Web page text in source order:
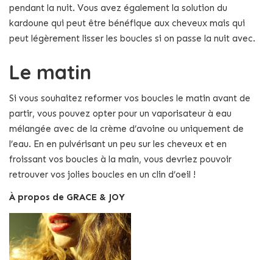
pendant la nuit. Vous avez également la solution du
kardoune qui peut être bénéfique aux cheveux mais qui
peut légèrement lisser les boucles si on passe la nuit avec.
Le matin
Si vous souhaitez reformer vos boucles le matin avant de
partir, vous pouvez opter pour un vaporisateur à eau
mélangée avec de la crème d’avoine ou uniquement de
l’eau. En en pulvérisant un peu sur les cheveux et en
froissant vos boucles à la main, vous devriez pouvoir
retrouver vos jolies boucles en un clin d’oeil !
À propos de GRACE & JOY